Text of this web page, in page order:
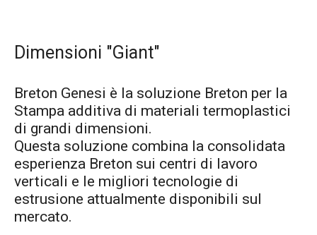
Dimensioni "Giant"
Breton Genesi è la soluzione Breton per la
Stampa additiva di materiali termoplastici
di grandi dimensioni.
Questa soluzione combina la consolidata
esperienza Breton sui centri di lavoro
verticali e le migliori tecnologie di
estrusione attualmente disponibili sul
mercato.